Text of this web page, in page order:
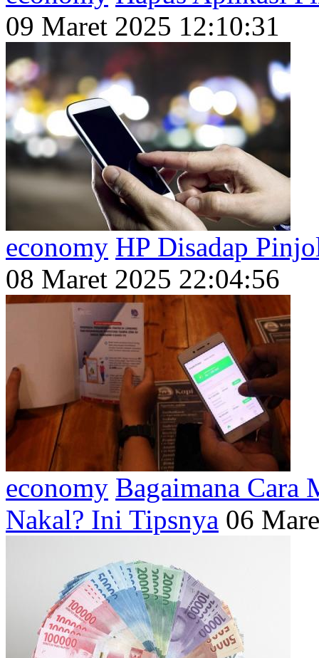
09 Maret 2025 12:10:31
economy HP Disadap
08 Maret 2025 22:04:56
economy Bagaimana Cara
Nakal? Ini Tipsnya 06